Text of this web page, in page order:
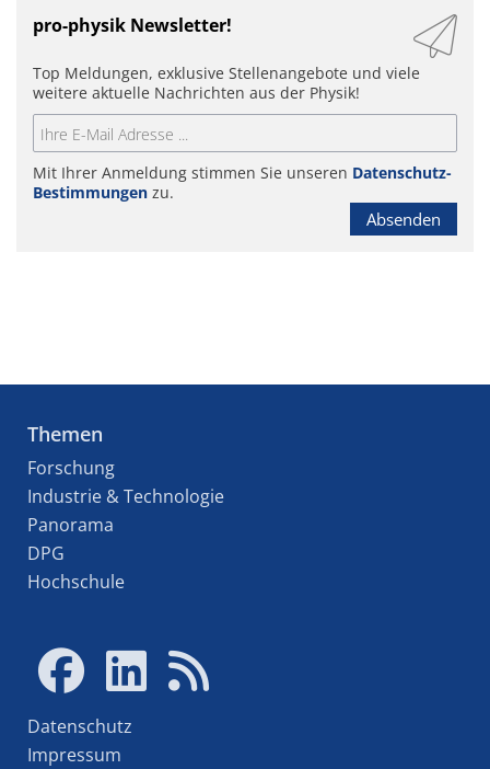
pro-physik Newsletter!
Top Meldungen, exklusive Stellenangebote und viele
weitere aktuelle Nachrichten aus der Physik!
Mit Ihrer Anmeldung stimmen Sie unseren Datenschutz-
Bestimmungen zu.
Absenden
Themen
Forschung
Industrie & Technologie
Panorama
DPG
Hochschule
Datenschutz
Impressum